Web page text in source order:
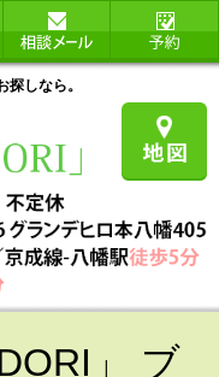
しなら。
」 ブ